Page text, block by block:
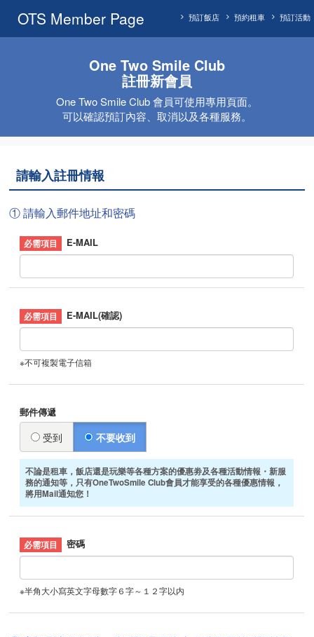
OTS Member Page 預訂活動
預約租車
預訂飯店
One Two Smile Club
註冊新會員
One Two Smile Club 會員可使用專用頁面。
可以確認預訂內容、取消以及各種服務。
請輸入註冊情報
① 請輸入郵件地址和密碼
E-MAIL
E-MAIL(確認)
※不可複製電子信箱
郵件傳遞
受到 不要收到
不論是租車，飯店還是玩樂等各種方案的優惠劵及各種活動情報・新服
務的通知等，只有OneTwoSmile Club會員才能享受的各種優惠情報，
將用Mail通知您！
密碼
※半角大小寫英文字母數字６字～１２字以内